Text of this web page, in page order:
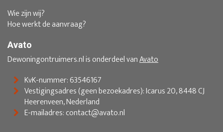
Wie zijn wij?
Hoe werkt de aanvraag?
Avato
Dewoningontruimers.nl is onderdeel vanAvato
KvK-nummer: 63546167
Vestigingsadres (geen bezoekadres): Icarus 20, 8448 CJ
Heerenveen, Nederland
E-mailadres: contact@avato.nl